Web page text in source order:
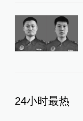
24小时最热